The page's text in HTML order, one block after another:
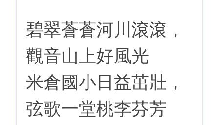
碧翠蒼蒼河川滾滾，
觀音山上好風光
米倉國小日益茁壯，
弦歌一堂桃李芬芳